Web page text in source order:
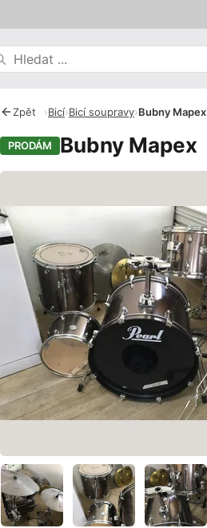
Zpět ›Bicí›Bicí soupravy›Bubny Mapex
PRODÁM Bubny Mapex